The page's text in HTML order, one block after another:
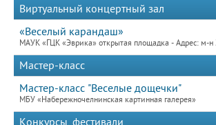
Виртуальный концертный зал
«Веселый карандаш»
МАУК «ГЦК «Эврика» открытая площадка - Адрес: м-н
Мастер-класс
Мастер-класс "Веселые дощечки"
МБУ «Набережночелнинская картинная галерея»
Конкурсы, фестивали